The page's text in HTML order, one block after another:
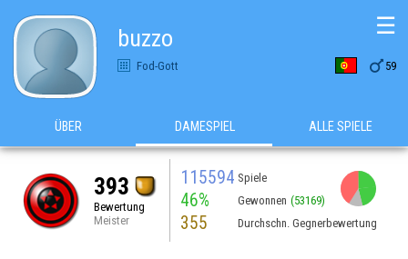
buzzo
Fod-Gott  59
☰
ÜBER DAMESPIEL ALLE SPIELE
393
Bewertung
Meister
115594 Spiele
46% Gewonnen (53169)
355 Durchschn. Gegnerbewertung